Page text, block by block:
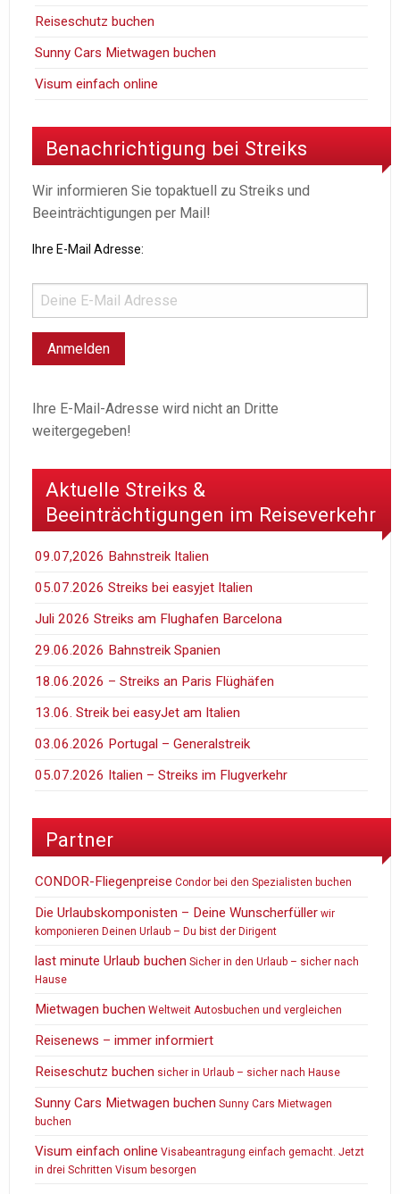
Reiseschutz buchen
Sunny Cars Mietwagen buchen
Visum einfach online
Benachrichtigung bei Streiks
Wir informieren Sie topaktuell zu Streiks und
Beeinträchtigungen per Mail!
Ihre E-Mail Adresse:
Ihre E-Mail-Adresse wird nicht an Dritte
weitergegeben!
Aktuelle Streiks &
Beeinträchtigungen im Reiseverkehr
09.07,2026 Bahnstreik Italien
05.07.2026 Streiks bei easyjet Italien
Juli 2026 Streiks am Flughafen Barcelona
29.06.2026 Bahnstreik Spanien
18.06.2026 – Streiks an Paris Flüghäfen
13.06. Streik bei easyJet am Italien
03.06.2026 Portugal – Generalstreik
05.07.2026 Italien – Streiks im Flugverkehr
Partner
CONDOR-Fliegenpreise Condor bei den Spezialisten buchen
Die Urlaubskomponisten – Deine Wunscherfüller wir
komponieren Deinen Urlaub – Du bist der Dirigent
last minute Urlaub buchen Sicher in den Urlaub – sicher nach
Hause
Mietwagen buchen Weltweit Autosbuchen und vergleichen
Reisenews – immer informiert
Reiseschutz buchen sicher in Urlaub – sicher nach Hause
Sunny Cars Mietwagen buchen Sunny Cars Mietwagen
buchen
Visum einfach online Visabeantragung einfach gemacht. Jetzt
in drei Schritten Visum besorgen